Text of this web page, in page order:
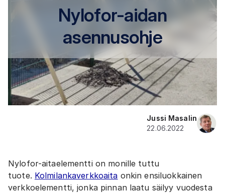
Nylofor-aidan
asennusohje
Jussi Masalin
22.06.2022
Nylofor-aitaelementti on monille tuttu
tuote. Kolmilankaverkkoaita onkin ensiluokkainen
verkkoelementti, jonka pinnan laatu säilyy vuodesta